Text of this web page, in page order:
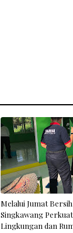
Melalui Jumat
Singkawang
Lingkungan dan